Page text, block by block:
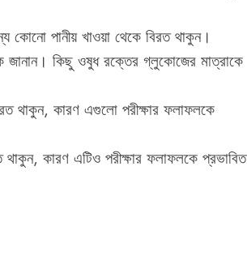
কোনো পানীয় খাওয়া থেকে বিরত থাকুন।
কিছু ওষুধ রক্তের গ্লুকোজের মাত্রাকে
থাকুন, কারণ এগুলো পরীক্ষার ফলাফলকে
থাকুন, কারণ এটিও পরীক্ষার ফলাফলকে প্রভাবিত